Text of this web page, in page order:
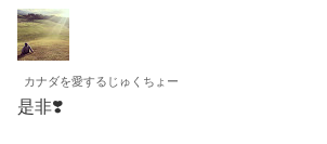
カナダを愛するじゅくちょー
是非❣️